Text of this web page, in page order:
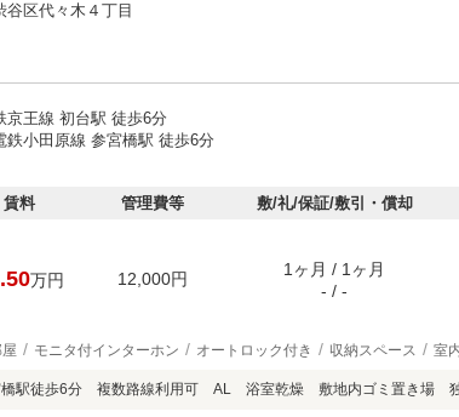
谷区代々木４丁目
京王線 初台駅 徒歩6分
鉄小田原線 参宮橋駅 徒歩6分
賃料 管理費等 敷/礼/保証/敷引・償却
万円 12,000円
1ヶ月 / 1ヶ月
- / -
モニタ付インターホン オートロック付き 収納スペース 室
橋駅徒歩6分 複数路線利用可 AL 浴室乾燥 敷地内ゴミ置き場